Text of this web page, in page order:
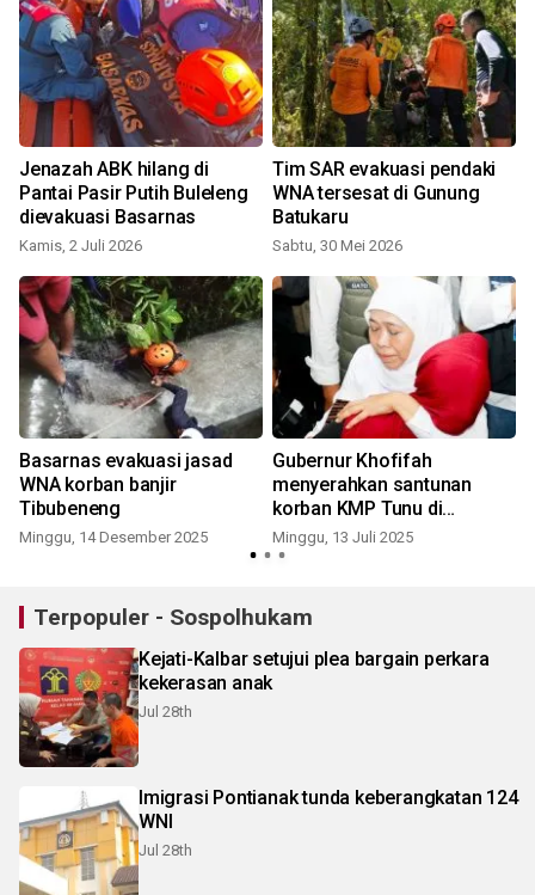
Jenazah ABK hilang di
Pantai Pasir Putih Buleleng
dievakuasi Basarnas
Kamis, 2 Juli 2026
Tim SAR evakuasi pendaki
WNA tersesat di Gunung
Batukaru
Sabtu, 30 Mei 2026
Basarnas evakuasi jasad
WNA korban banjir
Tibubeneng
Minggu, 14 Desember 2025
Gubernur Khofifah
menyerahkan santunan
korban KMP Tunu di
Banyuwangi
Minggu, 13 Juli 2025
Terpopuler - Sospolhukam
Kejati-Kalbar setujui plea bargain perkara
kekerasan anak
Jul 28th
Imigrasi Pontianak tunda keberangkatan 124
WNI
Jul 28th